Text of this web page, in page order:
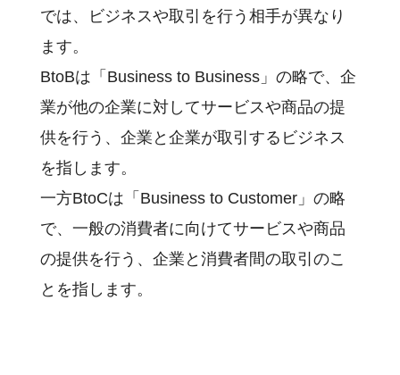
お役立ち資料
私たちについて
では、ビジネスや取引を行う相手が異なり
ます。
BtoBは「Business to Business」の略で、企
業が他の企業に対してサービスや商品の提
供を行う、企業と企業が取引するビジネス
を指します。
一方BtoCは「Business to Customer」の略
で、 一般の消費者に向けてサービスや商品
の提供を行う、 企業と消費者間の取引のこ
とを指します。